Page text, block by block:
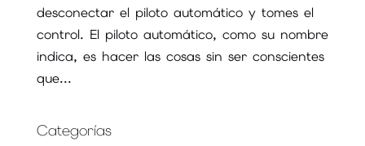
desconectar el piloto automático y tomes el
control. El piloto automático, como su nombre
indica, es hacer las cosas sin ser conscientes
que...
Categorías